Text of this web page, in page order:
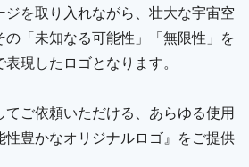
ジを取り入れながら、壮大な宇宙空
「未知なる可能性」「無限性」を
現したロゴとなります。
ご依頼いただける、あらゆる使用
豊かなオリジナルロゴ』をご提供